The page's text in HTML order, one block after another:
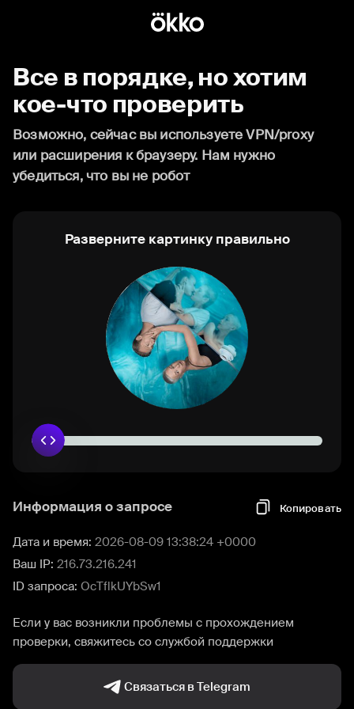
Все в порядке, но хотим
кое-что проверить
Возможно, сейчас вы используете VPN/proxy
или расширения к браузеру. Нам нужно
убедиться, что вы не робот
Разверните картинку правильно
Информация о запросе Копировать
Дата и время: 2026-08-09 13:38:24 +0000
Ваш IP: 216.73.216.241
ID запроса: OcTflkUYbSw1
Если у вас возникли проблемы с прохождением
проверки, свяжитесь со службой поддержки
Связаться в Telegram